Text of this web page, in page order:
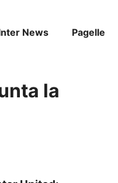
News Pagelle
la